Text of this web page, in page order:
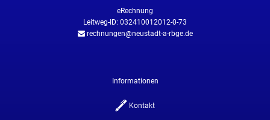
eRechnung
Leitweg-ID: 032410012012-0-73
rechnungen@neustadt-a-rbge.de
Informationen
Kontakt